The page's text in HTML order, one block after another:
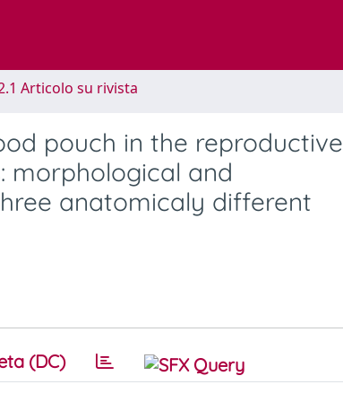
Articolo su rivista
pouch in the reproductive
morphological and
anatomicaly different
(DC)